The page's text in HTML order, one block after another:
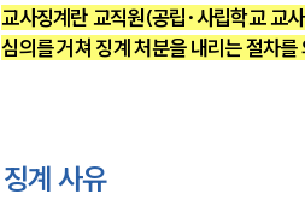
교사징계란 교직원(공립·사립학교 교
심의를 거쳐 징계 처분을 내리는 절차를
징계 사유